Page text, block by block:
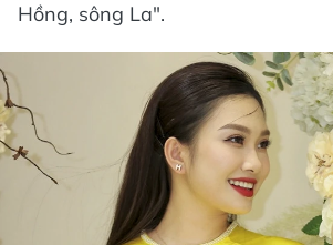
Hồng, sông La".